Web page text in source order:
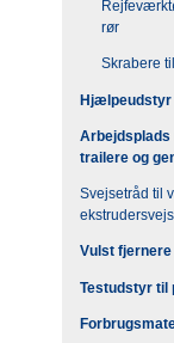
rør
Skrabere
Hjælpeudstyr
Arbejdsplads
trailere og
Svejsetråd til
Vulst
Testudstyr til